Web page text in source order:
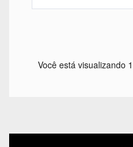
Você está visualizando